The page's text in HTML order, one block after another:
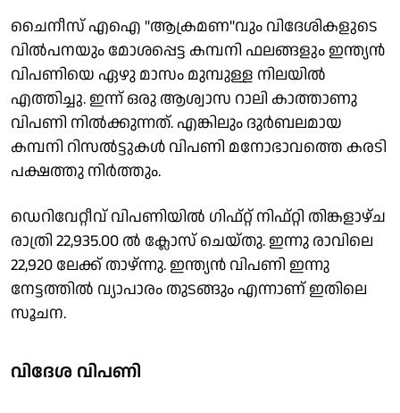
ചൈനീസ് എഐ ''ആക്രമണ"വും വിദേശികളുടെ
വിൽപനയും മോശപ്പെട്ട കമ്പനി ഫലങ്ങളും ഇന്ത്യൻ
വിപണിയെ ഏഴു മാസം മുമ്പുള്ള നിലയിൽ
എത്തിച്ചു. ഇന്ന് ഒരു ആശ്വാസ റാലി കാത്താണു
വിപണി നിൽക്കുന്നത്. എങ്കിലും ദുർബലമായ
കമ്പനി റിസൽട്ടുകൾ വിപണി മനോഭാവത്തെ കരടി
പക്ഷത്തു നിർത്തും.
ഡെറിവേറ്റീവ് വിപണിയിൽ ഗിഫ്റ്റ് നിഫ്റ്റി തിങ്കളാഴ്ച
രാത്രി 22,935.00 ൽ ക്ലോസ് ചെയ്തു. ഇന്നു രാവിലെ
22,920 ലേക്ക് താഴ്ന്നു. ഇന്ത്യൻ വിപണി ഇന്നു
നേട്ടത്തിൽ വ്യാപാരം തുടങ്ങും എന്നാണ് ഇതിലെ
സൂചന.
വിദേശ വിപണി